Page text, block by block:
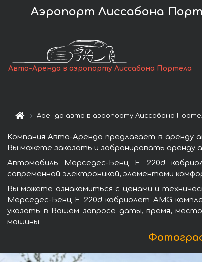
Аэропорт Лиссабона
Авто-Аренда в аэропорту Лиссабона Портела
Аренда авто в аэропорту Лиссабона
Компания Авто-Аренда предлагает в аренду
Вы можете заказать и забронировать аренду
Автомобиль Мерседес-Бенц E 220d
современной электроникой, элементами
Вы можете ознакомиться с ценами и
Мерседес-Бенц E 220d кабриолет AMG
указать в Вашем запросе даты, время,
машины.